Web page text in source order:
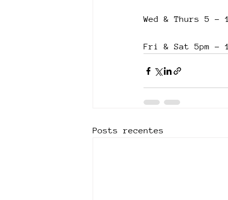
Wed & Thurs 5 -
Fri & Sat 5pm -
Posts recentes